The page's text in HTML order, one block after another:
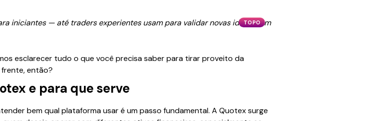
TOPO
iniciantes — até traders experientes usam para validar novas ideias sem
esclarecer tudo o que você precisa saber para tirar proveito da
então?
e para que serve
bem qual plataforma usar é um passo fundamental. A Quotex surge